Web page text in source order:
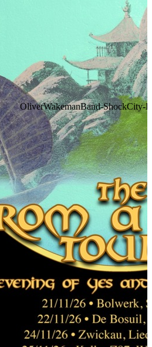
OliverWakemanBand-ShockCity-